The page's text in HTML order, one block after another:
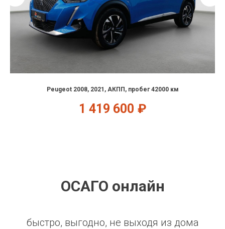
Peugeot 2008, 2021, АКПП, пробег 42000 км
1 419 600 ₽
ОСАГО онлайн
быстро, выгодно, не выходя из дома